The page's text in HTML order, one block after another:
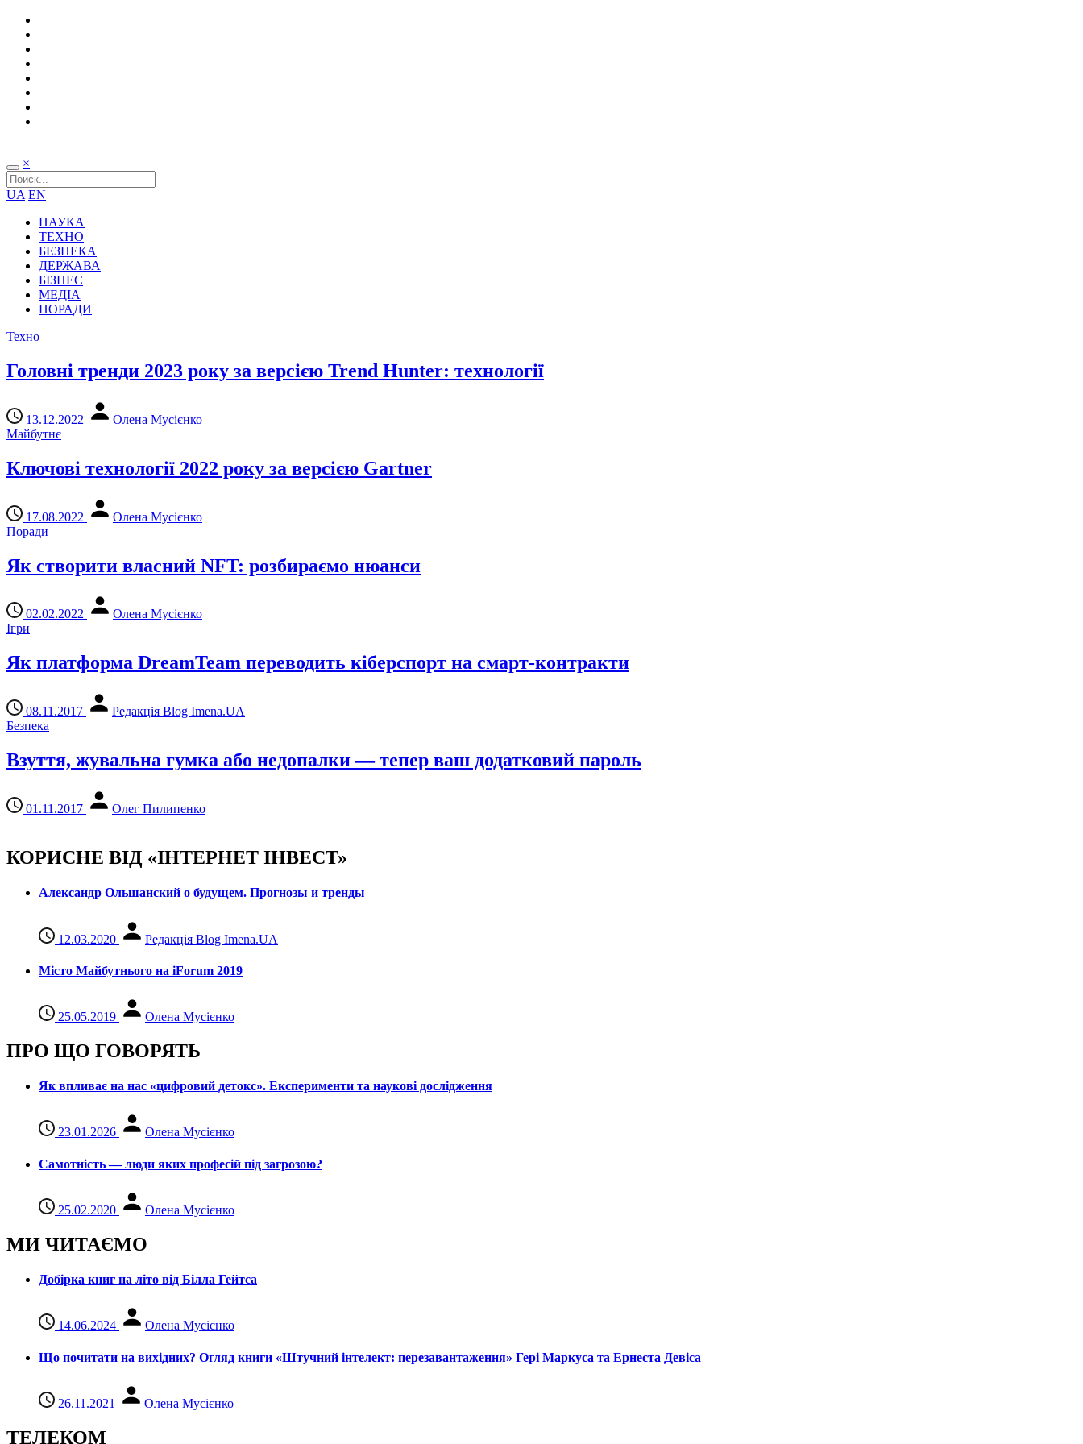
×
UA EN
НАУКА
ТЕХНО
БЕЗПЕКА
ДЕРЖАВА
БІЗНЕС
МЕДІА
ПОРАДИ
Техно
Головні тренди 2023 року за версією Trend Hunter: технології
13.12.2022
Олена Мусієнко
Майбутнє
Ключові технології 2022 року за версією Gartner
17.08.2022
Олена Мусієнко
Поради
Як створити власний NFT: розбираємо нюанси
02.02.2022
Олена Мусієнко
Ігри
Як платформа DreamTeam переводить кіберспорт на смарт-контракти
08.11.2017
Редакція Blog Imena.UA
Безпека
Взуття, жувальна гумка або недопалки — тепер ваш додатковий пароль
01.11.2017 Олег Пилипенко
КОРИСНЕ ВІД «ІНТЕРНЕТ ІНВЕСТ»
Александр Ольшанский о будущем. Прогнозы и тренды
12.03.2020 Редакція Blog Imena.UA
Місто Майбутнього на iForum 2019
25.05.2019 Олена Мусієнко
ПРО ЩО ГОВОРЯТЬ
Як впливає на нас «цифровий детокс». Експерименти та наукові дослідження
23.01.2026 Олена Мусієнко
Самотність — люди яких професій під загрозою?
25.02.2020 Олена Мусієнко
МИ ЧИТАЄМО
Добірка книг на літо від Білла Гейтса
14.06.2024 Олена Мусієнко
Що почитати на вихідних? Огляд книги «Штучний інтелект: перезавантаження» Гері Маркуса та Ернеста Девіса
26.11.2021 Олена Мусієнко
ТЕЛЕКОМ